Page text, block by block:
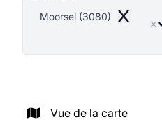
Moorsel (3080)
Remove
Vue de la carte